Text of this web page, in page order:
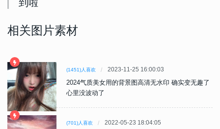
到啦
相关图片素材
(1451)人喜欢 2023-11-25 16:00:03
2024气质美女用的背景图高清无水印 确实变无趣了
心里没波动了
(701)人喜欢 2022-05-23 18:04:05